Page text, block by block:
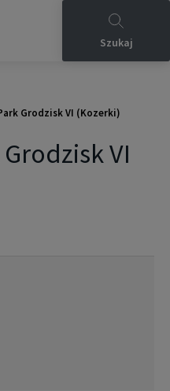
Szukaj
Grodzisk VI (Kozerki)
VI